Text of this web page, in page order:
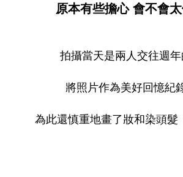
原本有些擔心 會不會
拍攝當天是兩人交往週
將照片作為美好回憶紀
為此還慎重地畫了妝和染頭髮